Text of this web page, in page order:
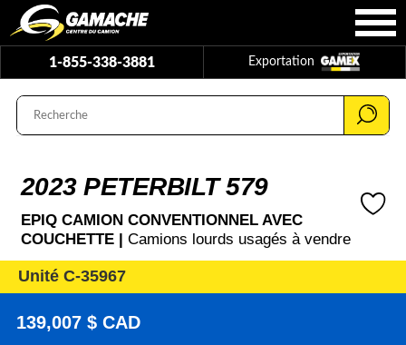
1-855-338-3881 Exportation
2023 PETERBILT 579
EPIQ CAMION CONVENTIONNEL AVEC
COUCHETTE | Camions lourds usagés à vendre
Unité C-35967
139,007 $ CAD